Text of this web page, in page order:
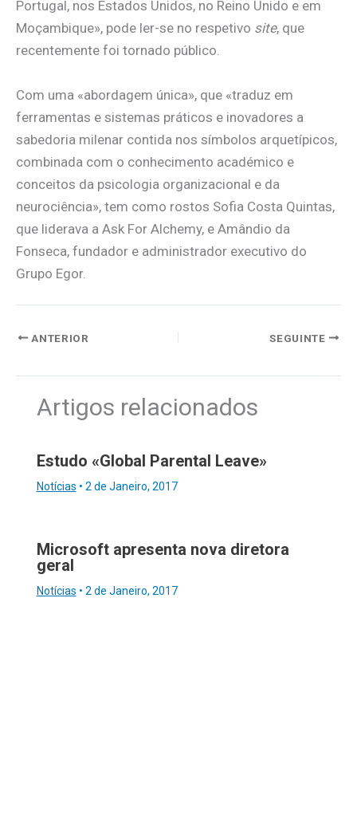
Portugal, nos Estados Unidos, no Reino Unido e em
Moçambique», pode ler-se no respetivo site, que
recentemente foi tornado público.
Com uma «abordagem única», que «traduz em
ferramentas e sistemas práticos e inovadores a
sabedoria milenar contida nos símbolos arquetípicos,
combinada com o conhecimento académico e
conceitos da psicologia organizacional e da
neurociência», tem como rostos Sofia Costa Quintas,
que liderava a Ask For Alchemy, e Amândio da
Fonseca, fundador e administrador executivo do
Grupo Egor.
ANTERIOR SEGUINTE
Artigos relacionados
Estudo «Global Parental Leave»
Notícias • 2 de Janeiro, 2017
Microsoft apresenta nova diretora
geral
Notícias • 2 de Janeiro, 2017